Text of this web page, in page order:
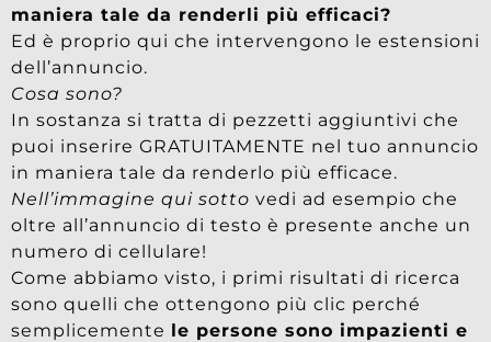
maniera tale da renderli più efficaci?
Ed è proprio qui che intervengono le estensioni
dell’annuncio.
Cosa sono?
In sostanza si tratta di pezzetti aggiuntivi che
puoi inserire GRATUITAMENTE nel tuo annuncio
in maniera tale da renderlo più efficace.
Nell’immagine qui sotto vedi ad esempio che
oltre all’annuncio di testo è presente anche un
numero di cellulare!
Come abbiamo visto, i primi risultati di ricerca
sono quelli che ottengono più clic perché
semplicemente le persone sono impazienti e